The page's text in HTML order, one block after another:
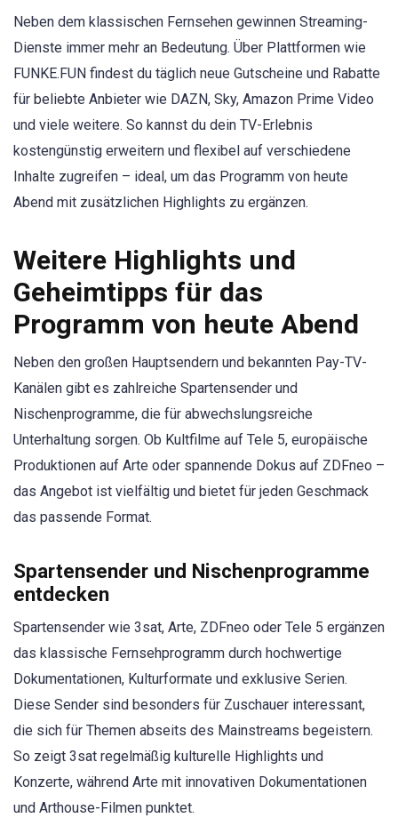
Neben dem klassischen Fernsehen gewinnen Streaming-
Dienste immer mehr an Bedeutung. Über Plattformen wie
FUNKE.FUN findest du täglich neue Gutscheine und Rabatte
für beliebte Anbieter wie DAZN, Sky, Amazon Prime Video
und viele weitere. So kannst du dein TV-Erlebnis
kostengünstig erweitern und flexibel auf verschiedene
Inhalte zugreifen – ideal, um das Programm von heute
Abend mit zusätzlichen Highlights zu ergänzen.
Weitere Highlights und
Geheimtipps für das
Programm von heute Abend
Neben den großen Hauptsendern und bekannten Pay-TV-
Kanälen gibt es zahlreiche Spartensender und
Nischenprogramme, die für abwechslungsreiche
Unterhaltung sorgen. Ob Kultfilme auf Tele 5, europäische
Produktionen auf Arte oder spannende Dokus auf ZDFneo –
das Angebot ist vielfältig und bietet für jeden Geschmack
das passende Format.
Spartensender und Nischenprogramme
entdecken
Spartensender wie 3sat, Arte, ZDFneo oder Tele 5 ergänzen
das klassische Fernsehprogramm durch hochwertige
Dokumentationen, Kulturformate und exklusive Serien.
Diese Sender sind besonders für Zuschauer interessant,
die sich für Themen abseits des Mainstreams begeistern.
So zeigt 3sat regelmäßig kulturelle Highlights und
Konzerte, während Arte mit innovativen Dokumentationen
und Arthouse-Filmen punktet.